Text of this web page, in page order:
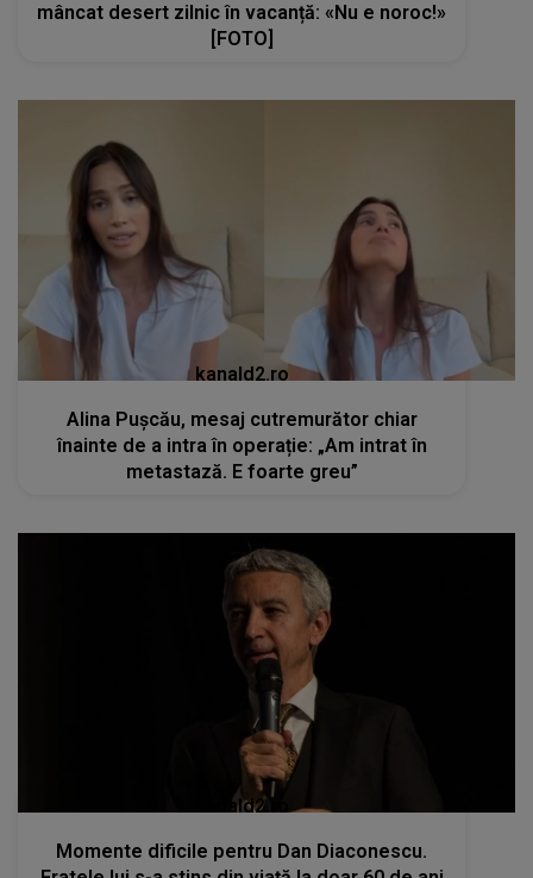
mâncat desert zilnic în vacanță: «Nu e noroc!»
[FOTO]
kanald2.ro
Alina Pușcău, mesaj cutremurător chiar
înainte de a intra în operație: „Am intrat în
metastază. E foarte greu”
kanald2.ro
Momente dificile pentru Dan Diaconescu.